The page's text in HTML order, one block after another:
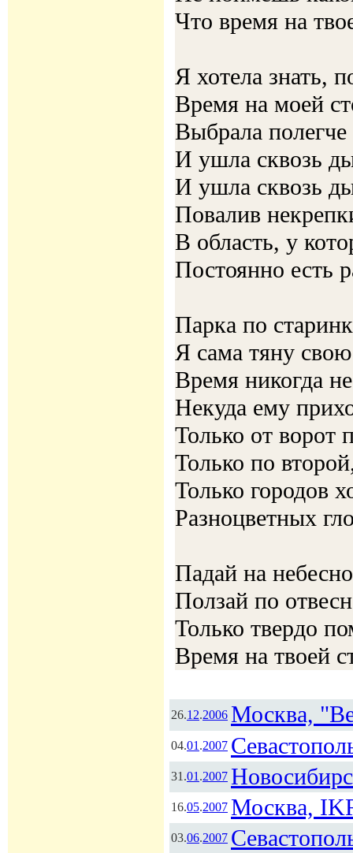
Что время на
Я хотела знать,
Время на моей
Выбрала
И ушла сквозь
И ушла сквозь
Повалив
В область, у
Постоянно есть
Парка по
Я сама тяну
Время никогда
Некуда ему
Только от ворот
Только по
Только городов
Разноцветных
Падай на
Ползай по
Только твердо
Время на твоей
26.12.2006 Москва,
04.01.2007
31.01.2007
16.05.2007 Москва,
03.06.2007